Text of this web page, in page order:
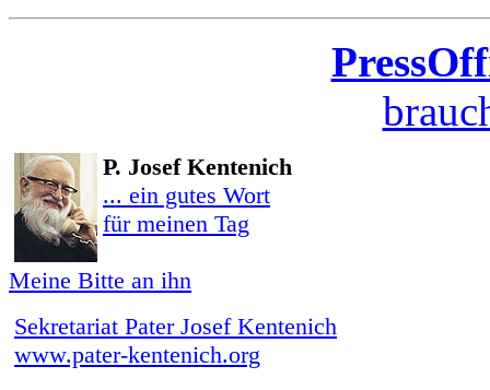
P. Josef Kentenich
... ein gutes Wort
für meinen Tag
Meine Bitte an ihn
Sekretariat Pater Josef Kentenich
www.pater-kentenich.org